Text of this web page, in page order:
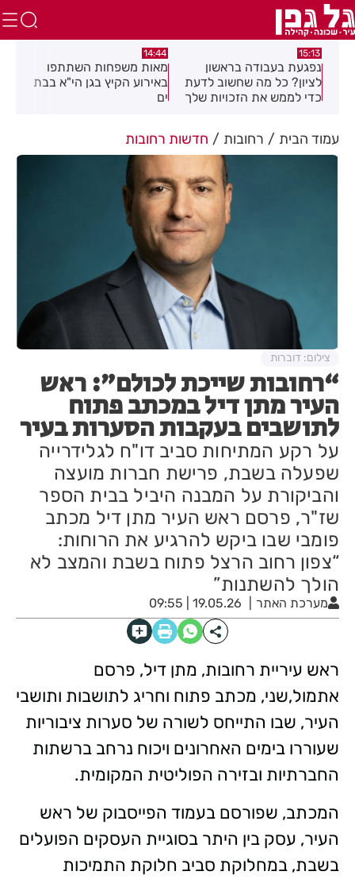
15:13
נפגעת בעבודה בראשון
לציון? כל מה שחשוב לדעת
כדי לממש את הזכויות שלך
14:44
מאות משפחות השתתפו
באירוע הקיץ בגן הי"א בבת
ים
עמוד הבית רחובות חדשות רחובות
“רחובות שייכת לכולם”: ראש
העיר מתן דיל במכתב פתוח
לתושבים בעקבות הסערות בעיר
על רקע המתיחות סביב דו"ח לגלידרייה
שפעלה בשבת, פרישת חברות מועצה
והביקורת על המבנה היביל בבית הספר
שז"ר, פרסם ראש העיר מתן דיל מכתב
פומבי שבו ביקש להרגיע את הרוחות:
“צפון רחוב הרצל פתוח בשבת והמצב לא
הולך להשתנות”
מערכת האתר 19.05.26 | 09:55
צילום: דוברות
ראש עיריית רחובות, מתן דיל, פרסם
אתמול,שני, מכתב פתוח וחריג לתושבות ותושבי
העיר, שבו התייחס לשורה של סערות ציבוריות
שעוררו בימים האחרונים ויכוח נרחב ברשתות
החברתיות ובזירה הפוליטית המקומית.
המכתב, שפורסם בעמוד הפייסבוק של ראש
העיר, עסק בין היתר בסוגיית העסקים הפועלים
בשבת, במחלוקת סביב חלוקת התמיכות